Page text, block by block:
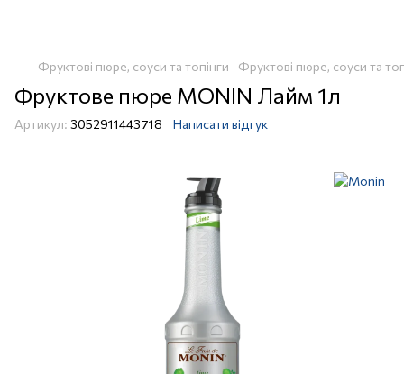
Фруктові пюре, соуси та топінги Фруктові пюре, соуси та
Фруктове пюре MONIN Лайм 1л
Артикул: 3052911443718 Написати відгук